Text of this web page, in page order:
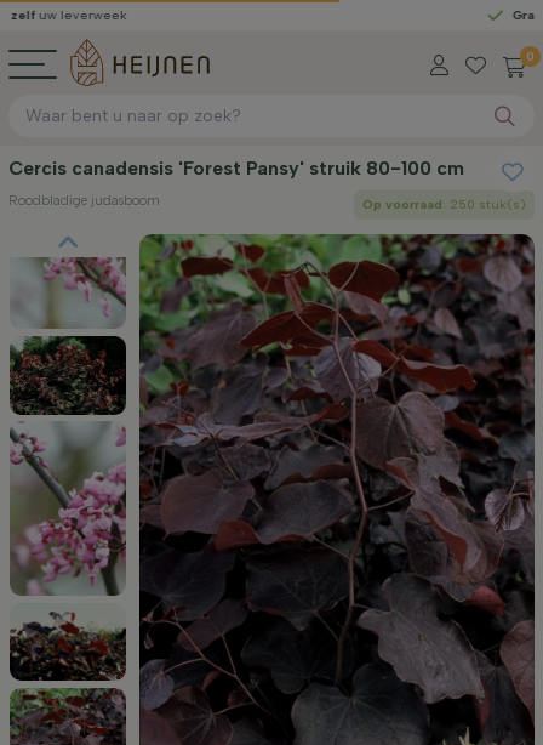
Gratis geleverd
0
Cercis canadensis 'Forest Pansy' struik 80-100 cm
Roodbladige judasboom Op voorraad: 250 stuk(s)